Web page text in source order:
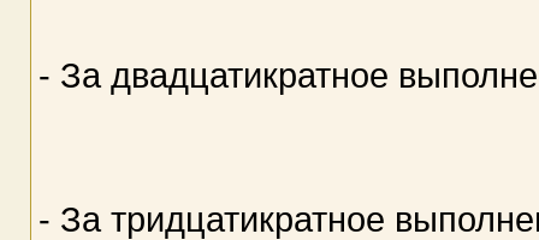
- За двадцатикратное
- За тридцатикратное